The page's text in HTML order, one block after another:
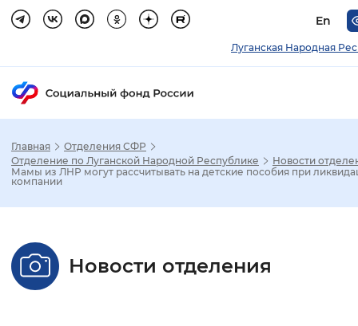
En
Луганская Народная
Стандартный Увеличенный
Главная
Отделения СФР
Отделение по Луганской Народной Республике
Новости
Мамы из ЛНР могут рассчитывать на детские пособия при
компании
Новости отделения